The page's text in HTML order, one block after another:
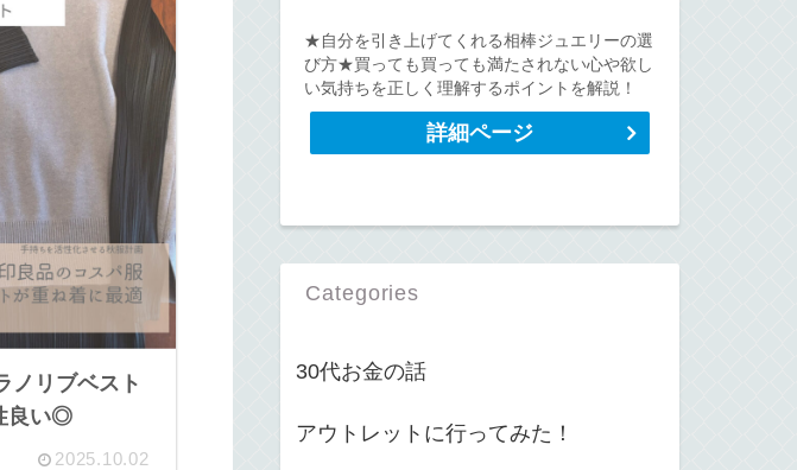
ノリブベスト
良い◎
2025.10.02
★自分を引き上げてくれる相棒ジュエリーの選
び方★買っても買っても満たされない心や欲し
い気持ちを正しく理解するポイントを解説！
詳細ページ
Categories
30代お金の話
アウトレットに行ってみた！